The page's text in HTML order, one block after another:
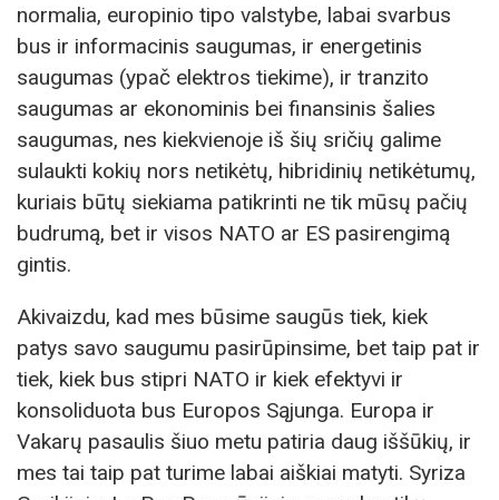
normalia, europinio tipo valstybe, labai svarbus
bus ir informacinis saugumas, ir energetinis
saugumas (ypač elektros tiekime), ir tranzito
saugumas ar ekonominis bei finansinis šalies
saugumas, nes kiekvienoje iš šių sričių galime
sulaukti kokių nors netikėtų, hibridinių netikėtumų,
kuriais būtų siekiama patikrinti ne tik mūsų pačių
budrumą, bet ir visos NATO ar ES pasirengimą
gintis.
Akivaizdu, kad mes būsime saugūs tiek, kiek
patys savo saugumu pasirūpinsime, bet taip pat ir
tiek, kiek bus stipri NATO ir kiek efektyvi ir
konsoliduota bus Europos Sąjunga. Europa ir
Vakarų pasaulis šiuo metu patiria daug iššūkių, ir
mes tai taip pat turime labai aiškiai matyti. Syriza